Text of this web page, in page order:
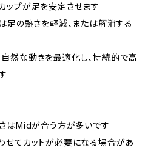
プが足を安定させます
足の熱さを軽減、または解消する
な動きを最適化し、持続的で高
はMidが合う方が多いです
せてカットが必要になる場合があ